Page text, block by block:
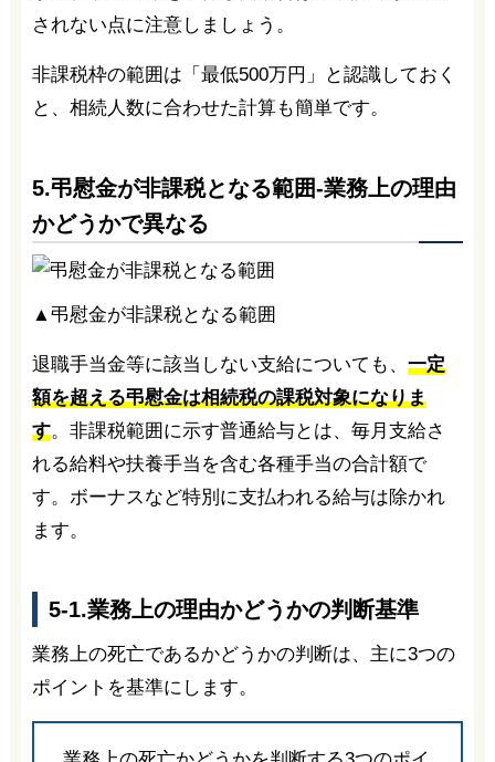
されない点に注意しましょう。
非課税枠の範囲は「最低500万円」と認識しておく
と、相続人数に合わせた計算も簡単です。
5.弔慰金が非課税となる範囲-業務上の理由
かどうかで異なる
▲弔慰金が非課税となる範囲
退職手当金等に該当しない支給についても、 一定
額を超える弔慰金は相続税の課税対象になりま
す。非課税範囲に示す普通給与とは、毎月支給さ
れる給料や扶養手当を含む各種手当の合計額で
す。ボーナスなど特別に支払われる給与は除かれ
ます。
5-1.業務上の理由かどうかの判断基準
業務上の死亡であるかどうかの判断は、主に3つの
ポイントを基準にします。